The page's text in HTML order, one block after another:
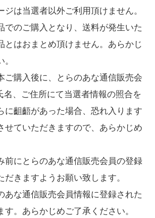
ジは当選者以外ご利用頂けません。
でのご購入となり、送料が発生いた
とはおまとめ頂けません。あらかじ
ご購入後に、とらのあな通信販売会
名、ご住所にて当選者情報の照合を
に齟齬があった場合、恐れ入ります
せていただきますので、あらかじめ
前にとらのあな通信販売会員の登録
だきますようお願い致します。
あな通信販売会員情報に登録された
す。あらかじめご了承ください。